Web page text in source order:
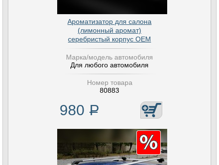
Ароматизатор для салона
(лимонный аромат)
серебристый корпус OEM
Марка/модель автомобиля
Для любого автомобиля
Номер товара
80883
980 Р